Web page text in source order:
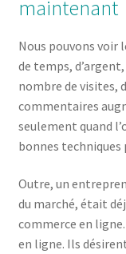
maintenant
Nous pouvons
de temps,
nombre de visites,
commentaires
seulement quand
bonnes
Outre, un
du marché, était
commerce en
en ligne. Ils